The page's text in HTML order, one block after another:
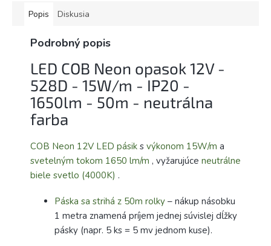
Popis Diskusia
Podrobný popis
LED COB Neon opasok 12V -
528D - 15W/m - IP20 -
1650lm - 50m - neutrálna
farba
COB Neon 12V LED pásik s výkonom 15W/m a
svetelným tokom 1650 lm/m , vyžarujúce neutrálne
biele svetlo (4000K) .
Páska sa strihá z 50m rolky – nákup násobku
1 metra znamená príjem jednej súvislej dĺžky
pásky (napr. 5 ks = 5 mv jednom kuse).